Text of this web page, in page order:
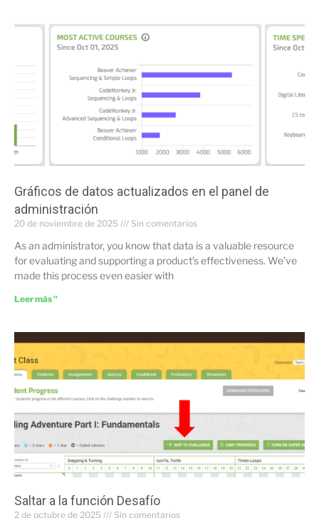
Gráficos de datos actualizados en el panel de
administración
20 de noviembre de 2025 Sin comentarios
As an administrator, you know that data is a valuable resource
for evaluating and supporting a product’s effectiveness. We’ve
made this process even easier with
Leer más "
Saltar a la función Desafío
2 de octubre de 2025 Sin comentarios